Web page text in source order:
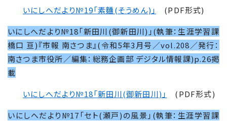
いにしへだより№19「素麵(そうめん)」
(PDF形式)
いにしへだより№18「新田川(御新田川)」(執筆：生涯学習課
橋口 亘)『市報 南さつま』(令和5年3月号／vol.208／発行：
南さつま市役所／編集：総務企画部 デジタル情報課)p.26掲
載
いにしへだより№18「新田川(御新田川)」
(PDF形式)
いにしへだより№17「セト(瀬戸)の風景」(執筆：生涯学習課